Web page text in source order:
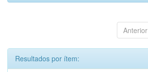
Anterior
Resultados por ítem: